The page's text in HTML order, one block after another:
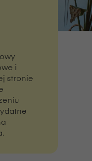
i
stronie